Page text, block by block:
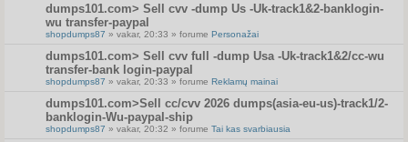
dumps101.com> Sell cvv -dump Us -Uk-track1&2-banklogin-
wu transfer-paypal
shopdumps87 » vakar, 20:33 » forume Personažai
dumps101.com> Sell cvv full -dump Usa -Uk-track1&2/cc-wu
transfer-bank login-paypal
shopdumps87 » vakar, 20:33 » forume Reklamų mainai
dumps101.com>Sell cc/cvv 2026 dumps(asia-eu-us)-track1/2-
banklogin-Wu-paypal-ship
shopdumps87 » vakar, 20:32 » forume Tai kas svarbiausia